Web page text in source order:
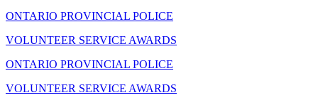
ONTARIO PROVINCIAL POLICE
VOLUNTEER SERVICE AWARDS
ONTARIO PROVINCIAL POLICE
VOLUNTEER SERVICE AWARDS